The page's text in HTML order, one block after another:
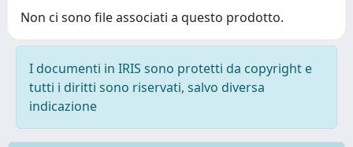
Non ci sono file associati a questo prodotto.
I documenti in IRIS sono protetti da copyright e
tutti i diritti sono riservati, salvo diversa
indicazione